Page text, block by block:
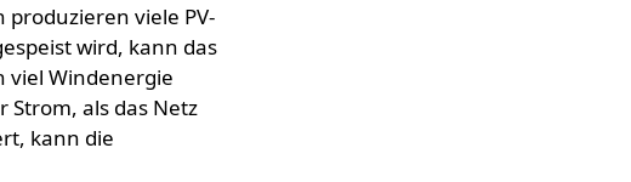
produzieren viele PV-
wird, kann das
viel Windenergie
als das Netz
kann die